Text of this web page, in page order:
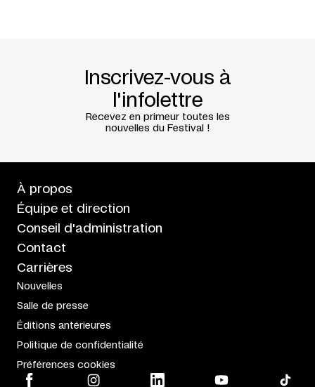
CRÉATION AU FESTIVAL NOORDERZON, GRONINGEN,
Inscrivez-vous à
l'infolettre
Recevez en primeur toutes les
nouvelles du Festival !
À propos
Équipe et direction
Conseil d'administration
Contact
Carrières
Nouvelles
Salle de presse
Éditions antérieures
Politique de confidentialité
Préférences cookies